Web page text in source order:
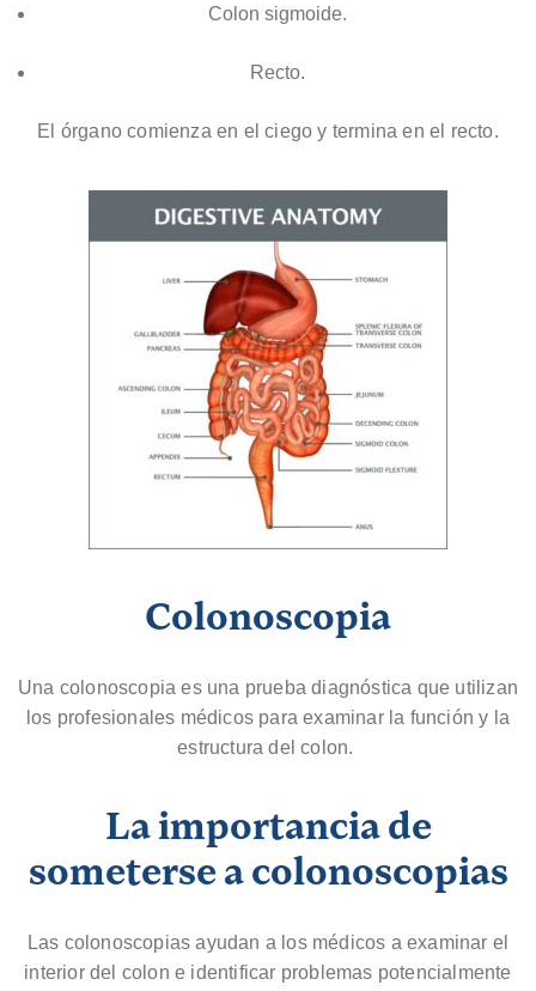
Colon sigmoide.
Recto.
El órgano comienza en el ciego y termina en el recto.
Colonoscopia
Una colonoscopia es una prueba diagnóstica que utilizan
los profesionales médicos para examinar la función y la
estructura del colon.
La importancia de
someterse a colonoscopias
Las colonoscopias ayudan a los médicos a examinar el
interior del colon e identificar problemas potencialmente